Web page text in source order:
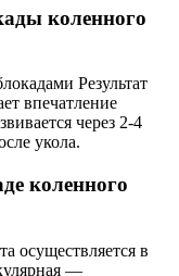
коленного
Результат
впечатление
через 2-4
укола.
коленного
осуществляется в
—